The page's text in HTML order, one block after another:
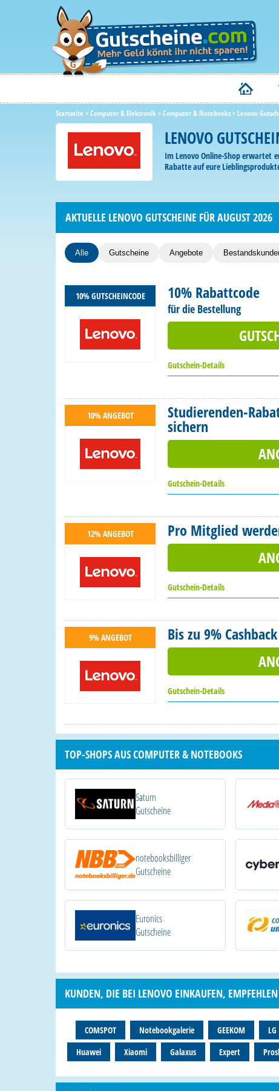
Startseite >Computer & Elektronik>Computer & Notebooks>Lenovo
LENOVO
Im Lenovo Online-Shop erwartet
Rabatte auf eure
AKTUELLE LENOVO GUTSCHEINE FÜR AUGUST 2026
Alle Gutscheine Angebote
10% GUTSCHEINCODE 10% Rabattcode
für die Bestellung
Gutschein-Details
10% ANGEBOT Studierenden-
sichern
Gutschein-Details
12% ANGEBOT
Pro Mitglied
Gutschein-Details
9% ANGEBOT
Bis zu 9%
Gutschein-Details
TOP-SHOPS AUS COMPUTER & NOTEBOOKS
Saturn
Gutscheine
notebooksbilliger
Gutscheine
Euronics
Gutscheine
KUNDEN, DIE BEI LENOVO EINKAUFEN,
COMSPOT Notebookgalerie GEEKOM LG
Huawei
Xiaomi Galaxus Expert